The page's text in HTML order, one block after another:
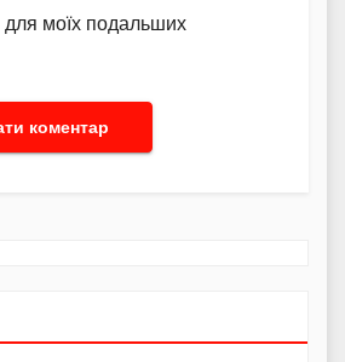
для моїх подальших